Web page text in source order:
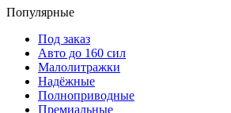
Популярные
Под заказ
Авто до 160 сил
Малолитражки
Надёжные
Полноприводные
Премиальные